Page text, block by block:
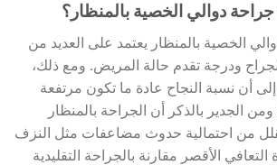
دوالي الخصية بالمنظار؟
الخصية بالمنظار يعتمد على العديد من
ودرجة تقدم حالة المريض. ومع ذلك،
أن نسبة النجاح عادة ما تكون مرتفعة
بين 85-95٪. ومن الجدير بالذكر أن الجراحة بالمنظار
من احتمالية حدوث مضاعفات مثل النزف
التعافي الأقصر مقارنة بالجراحة التقليدية